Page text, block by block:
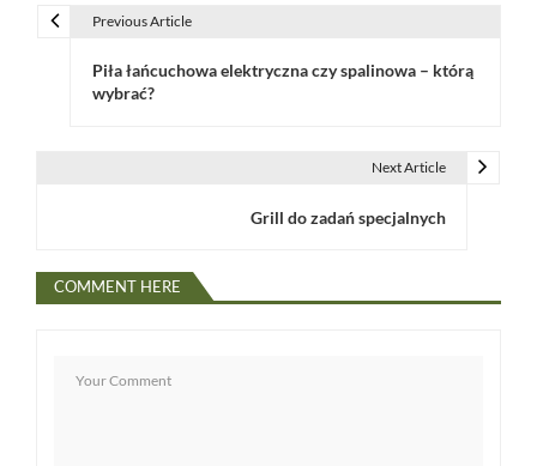
c
Previous Article
Piła łańcuchowa elektryczna czy spalinowa – którą
wybrać?
Next Article
Grill do zadań specjalnych
COMMENT HERE